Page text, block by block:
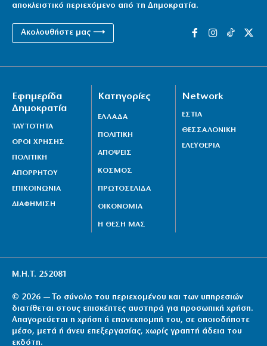
αποκλειστικό περιεχόμενο από τη Δημοκρατία.
Ακολουθήστε μας ⟶
Εφημερίδα
Δημοκρατία
ΤΑΥΤΟΤΗΤΑ
ΟΡΟΙ ΧΡΗΣΗΣ
ΠΟΛΙΤΙΚΗ
ΑΠΟΡΡΗΤΟΥ
ΕΠΙΚΟΙΝΩΝΙΑ
ΔΙΑΦΗΜΙΣΗ
Κατηγορίες
ΕΛΛΑΔΑ
ΠΟΛΙΤΙΚΗ
ΑΠΟΨΕΙΣ
ΚΟΣΜΟΣ
ΠΡΩΤΟΣΕΛΙΔΑ
ΟΙΚΟΝΟΜΙΑ
Η ΘΕΣΗ ΜΑΣ
Network
ΕΣΤΙΑ
ΘΕΣΣΑΛΟΝΙΚΗ
ΕΛΕΥΘΕΡΙΑ
Μ.Η.Τ. 252081
© 2026 — Το σύνολο του περιεχομένου και των υπηρεσιών
διατίθεται στους επισκέπτες αυστηρά για προσωπική χρήση.
Απαγορεύεται η χρήση ή επανεκπομπή του, σε οποιοδήποτε
μέσο, μετά ή άνευ επεξεργασίας, χωρίς γραπτή άδεια του
εκδότη.